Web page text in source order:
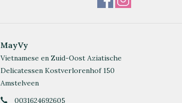
MayVy
Vietnamese en Zuid-Oost Aziatische
Delicatessen Kostverlorenhof 150
Amstelveen
0031624692605